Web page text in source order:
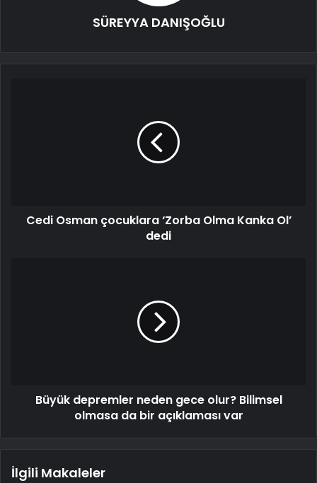
SÜREYYA DANIŞOĞLU
Cedi Osman çocuklara ‘Zorba Olma Kanka Ol’
dedi
Büyük depremler neden gece olur? Bilimsel
olmasa da bir açıklaması var
İlgili Makaleler